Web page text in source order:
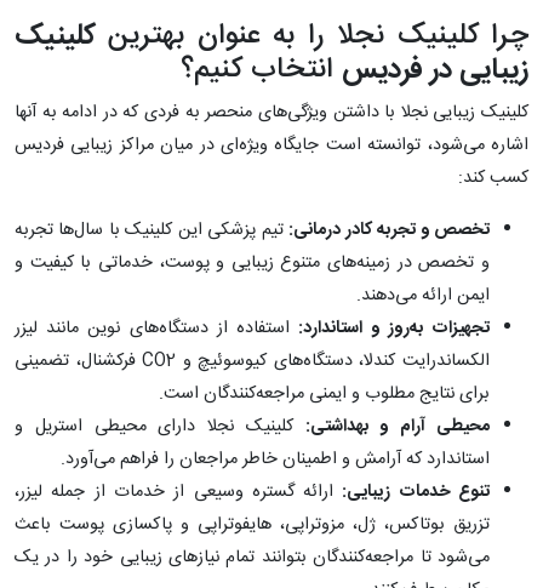
چرا کلینیک نجلا را به عنوان بهترینکلینیک
زیبایی در فردیس انتخاب کنیم؟
کلینیک زیبایی نجلا با داشتن ویژگی‌های منحصر به فردی که در ادامه به آنها
اشاره می‌شود، توانسته است جایگاه ویژه‌ای در میان مراکز زیبایی فردیس
کسب کند:
تخصص و تجربه کادر درمانی: تیم پزشکی این کلینیک با سال‌ها تجربه
و تخصص در زمینه‌های متنوع زیبایی و پوست، خدماتی با کیفیت و
ایمن ارائه می‌دهند.
تجهیزات به‌روز و استاندارد: استفاده از دستگاه‌های نوین مانند لیزر
الکساندرایت کندلا، دستگاه‌های کیوسوئیچ و CO2 فرکشنال، تضمینی
برای نتایج مطلوب و ایمنی مراجعه‌کنندگان است.
محیطی آرام و بهداشتی: کلینیک نجلا دارای محیطی استریل و
استاندارد که آرامش و اطمینان خاطر مراجعان را فراهم می‌آورد.
تنوع خدمات زیبایی: ارائه گستره وسیعی از خدمات از جمله لیزر،
تزریق بوتاکس، ژل، مزوتراپی، هایفوتراپی و پاکسازی پوست باعث
می‌شود تا مراجعه‌کنندگان بتوانند تمام نیازهای زیبایی خود را در یک